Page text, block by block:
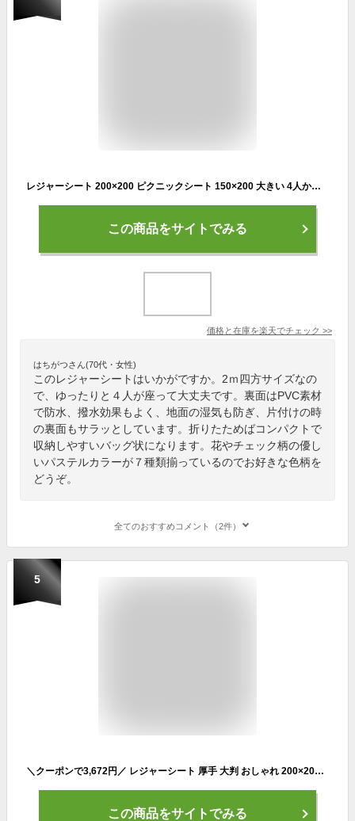
レジャーシート 200×200 ピクニックシート 150×200 大きい 4人から8人 大判 子供 遠足 お花見 花火大会 アウトドア 運動会 海 川 可愛い 運動会 チェック ピクニック コンパクト 防水 撥水 PVC 折りたたみ 花見 遠足 コンパクト
この商品をサイトでみる
価格と在庫を楽天でチェック >>
はちがつさん(70代・女性)
このレジャーシートはいかがですか。2ｍ四方サイズなの
で、ゆったりと４人が座って大丈夫です。裏面はPVC素材
で防水、撥水効果もよく、地面の湿気も防ぎ、片付けの時
の裏面もサラッとしています。折りたためばコンパクトで
収納しやすいバッグ状になります。花やチェック柄の優し
いパステルカラーが７種類揃っているのでお好きな色柄を
どうぞ。
全てのおすすめコメント（2件）
5
＼クーポンで3,672円／ レジャーシート 厚手 大判 おしゃれ 200×200 撥水 無地 チェック 大きい コンパクト 2人用 軽量 キルティング シート 洗える 折りたたみ 防水 クッション レジャーマット 子供 遠足 お花見 ピクニック 運動会 キャンプ アウトドア BBQ
この商品をサイトでみる